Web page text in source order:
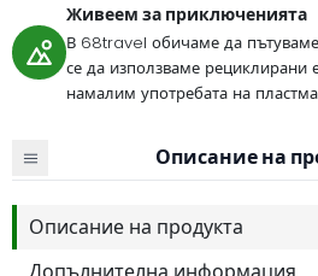
Живеем за приключенията
В 68travel обичаме да
се да използваме рециклирани
намалим употребата на
Описание на
Описание на продукта